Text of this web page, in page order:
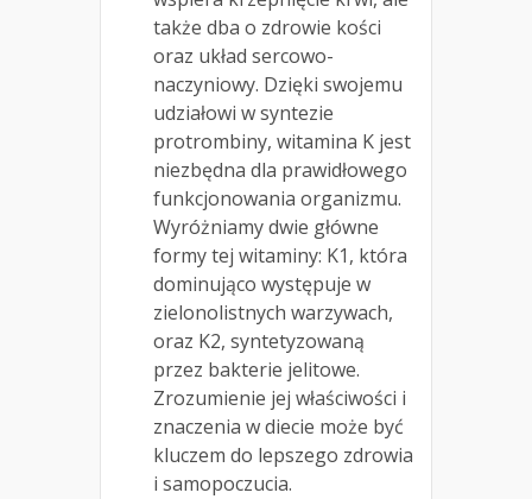
także dba o zdrowie kości
oraz układ sercowo-
naczyniowy. Dzięki swojemu
udziałowi w syntezie
protrombiny, witamina K jest
niezbędna dla prawidłowego
funkcjonowania organizmu.
Wyróżniamy dwie główne
formy tej witaminy: K1, która
dominująco występuje w
zielonolistnych warzywach,
oraz K2, syntetyzowaną
przez bakterie jelitowe.
Zrozumienie jej właściwości i
znaczenia w diecie może być
kluczem do lepszego zdrowia
i samopoczucia.